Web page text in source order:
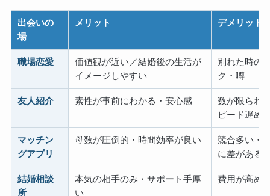
出会いの
場
メリット デメリット
職場恋愛
価値観が近い／結婚後の生活が
イメージしやすい
別れた時の
ク・噂
友人紹介 素性が事前にわかる・安心感
数が限られ
ピード遅め
マッチン
グアプリ
母数が圧倒的・時間効率が良い
競合多い・
に差がある
結婚相談
所
本気の相手のみ・サポート手厚
い
費用が高め